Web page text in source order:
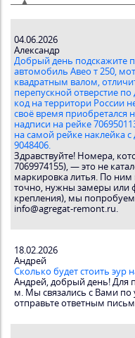
04.06.2026
Александр
Добрый день подскажите
автомобиль Авео т 250,
квадратным валом,
перепускной отверстие
код на территори России
своё время приобретался
надписи на рейке
на самой рейке наклейка
9048406.
Здравствуйте! Номера,
7069974155), — это не
маркировка литья. По
точно, нужны замеры или
крепления), мы
info@agregat-remont.ru.
18.02.2026
Андрей
Сколько будет стоить эур
Андрей, добрый день! Для
м. Мы связались с Вами по
отправьте ответным